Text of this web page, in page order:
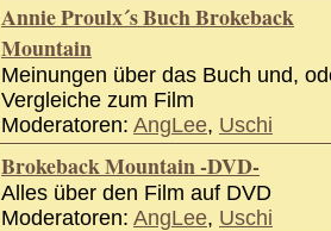
Annie Proulx´s Buch Brokeback
Mountain
Meinungen über das Buch und,
Vergleiche zum Film
Moderatoren: AngLee, Uschi
Brokeback Mountain -DVD-
Alles über den Film auf DVD
Moderatoren: AngLee, Uschi